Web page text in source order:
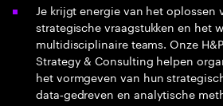
Je krijgt energie van het oplossen
strategische vraagstukken en het
multidisciplinaire teams. Onze
Strategy & Consulting helpen
het vormgeven van hun
data‑gedreven en analytische